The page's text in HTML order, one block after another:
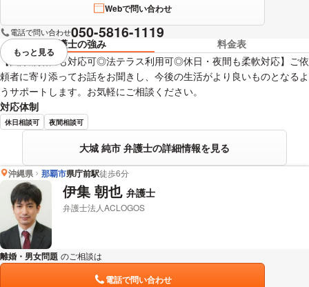
Webで問い合わせ
電話で問い合わせ050-5816-1119
弁護士の強み
料金表
【国際離婚にも対応可◎法テラス利用可◎休日・夜間も柔軟対応】ご依
頼者に寄り添ってお話をお聞きし、今後の生活がより良いものとなるよ
うサポートします。お気軽にご相談ください。
対応体制
休日相談可 夜間相談可
大城 純市 弁護士の詳細情報を見る
視覚的に省略されている要素を
もっと見る
沖縄県 那覇市県庁前駅徒歩6分
伊集 朝也 弁護士
弁護士法人ACLOGOS
離婚・男女問題 のご相談は
電話で問い合わせ